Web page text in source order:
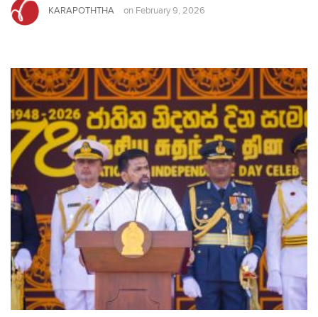
KARAPOTHTHA on February 9, 2026